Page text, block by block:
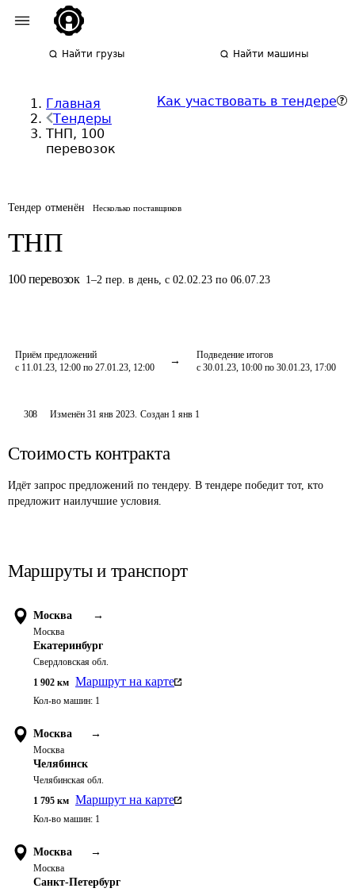
Найти грузы Найти машины
Главная
Тендеры
ТНП, 100
перевозок
Как участвовать в тендере
Тендер отменён Несколько поставщиков
ТНП
100 перевозок 1–2 пер. в день,с 02.02.23 по 06.07.23
Приём предложений
с 11.01.23, 12:00 по 27.01.23, 12:00
Подведение итогов
с 30.01.23, 10:00 по 30.01.23, 17:00
308 Изменён31 янв 2023. Создан 1 янв 1
Стоимость контракта
Идёт запрос предложений по тендеру. В тендере победит тот, кто
предложит наилучшие условия.
Маршруты и транспорт
Москва →
Москва
Екатеринбург
Свердловская обл.
1 902 км Маршрут на карте
Кол-во машин: 1
Москва →
Москва
Челябинск
Челябинская обл.
1 795 км Маршрут на карте
Кол-во машин: 1
Москва →
Москва
Санкт-Петербург